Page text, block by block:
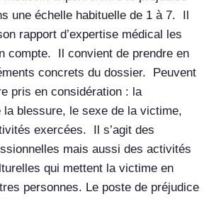
une échelle habituelle de 1 à 7. Il
rapport d’expertise médical les
compte. Il convient de prendre en
concrets du dossier. Peuvent
pris en considération : la
la blessure, le sexe de la victime,
exercées. Il s’agit des
mais aussi des activités
qui mettent la victime en
personnes. Le poste de préjudice